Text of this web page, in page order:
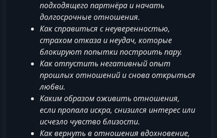
подходящего партнёра и начать
долгосрочные отношения.
Как справиться с неуверенностью,
страхом отказа и неудач, которые
блокируют попытки построить пару.
Как отпустить негативный опыт
прошлых отношений и снова открыться
любви.
Каким образом оживить отношения,
если пропала искра, снизился интерес или
исчезло чувство близости.
Как вернуть в отношения вдохновение,